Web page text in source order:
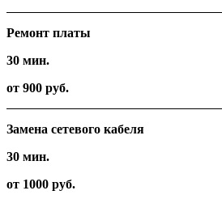
Ремонт платы
30 мин.
от 900 руб.
Замена сетевого кабеля
30 мин.
от 1000 руб.